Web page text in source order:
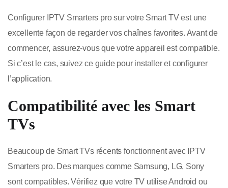
Configurer IPTV Smarters pro sur votre Smart TV est une
excellente façon de regarder vos chaînes favorites. Avant de
commencer, assurez-vous que votre appareil est compatible.
Si c’est le cas, suivez ce guide pour installer et configurer
l’application.
Compatibilité avec les Smart
TVs
Beaucoup de Smart TVs récents fonctionnent avec IPTV
Smarters pro. Des marques comme Samsung, LG, Sony
sont compatibles. Vérifiez que votre TV utilise Android ou